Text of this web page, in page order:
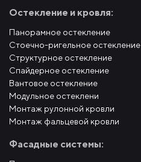
Остекление и кровля:
Панорамное остекление
Стоечно-ригельное остекление
Структурное остекление
Спайдерное остекление
Вантовое остекление
Модульное остеклени
Монтаж рулонной кровли
Монтаж фальцевой кровли
Фасадные системы: